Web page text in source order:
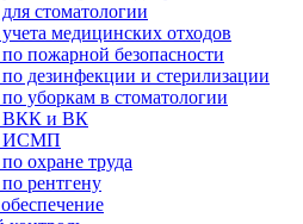
стоматологии
медицинских отходов
пожарной безопасности
дезинфекции и стерилизации
уборкам в стоматологии
ВКК и ВК
ИСМП
охране труда
рентгену